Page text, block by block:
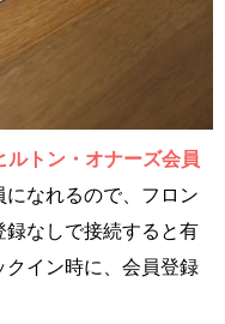
トン・オナーズ会員
になれるので、フロン
録なしで接続すると有
イン時に、会員登録